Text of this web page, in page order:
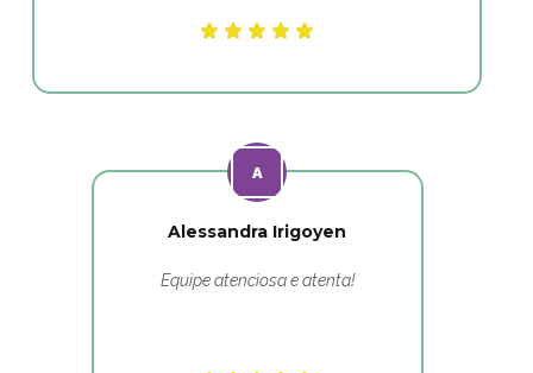
Alessandra Irigoyen
Equipe atenciosa e atenta!